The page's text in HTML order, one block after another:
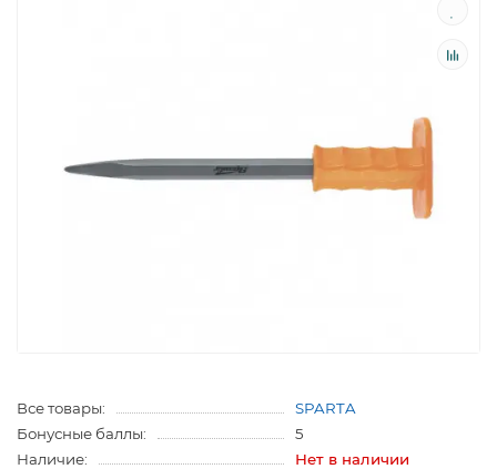
Все товары:
SPARTA
Бонусные баллы:
5
Наличие:
Нет в наличии